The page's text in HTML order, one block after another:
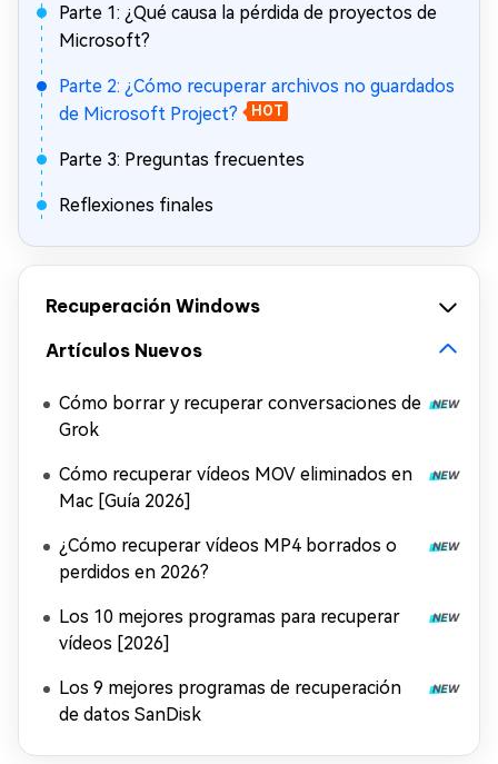
Parte 1: ¿Qué causa la pérdida de proyectos de
Microsoft?
Parte 2: ¿Cómo recuperar archivos no guardados
de Microsoft Project?
HOT
Parte 3: Preguntas frecuentes
Reflexiones finales
Recuperación Windows
Artículos Nuevos
Cómo borrar y recuperar conversaciones de
Grok
Cómo recuperar vídeos MOV eliminados en
Mac [Guía 2026]
¿Cómo recuperar vídeos MP4 borrados o
perdidos en 2026?
Los 10 mejores programas para recuperar
vídeos [2026]
Los 9 mejores programas de recuperación
de datos SanDisk